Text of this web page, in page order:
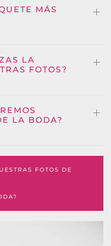
MÁS
LA
FOTOS?
LA BODA?
FOTOS DE